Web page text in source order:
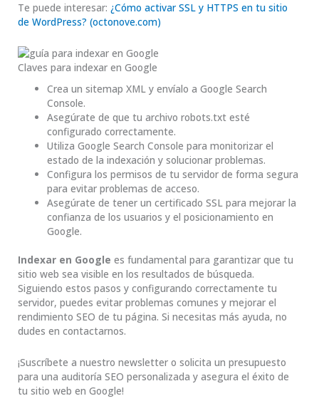
Te puede interesar: ¿Cómo activar SSL y HTTPS en tu sitio
de WordPress? (octonove.com)
Claves para indexar en Google
Crea un sitemap XML y envíalo a Google Search
Console.
Asegúrate de que tu archivo robots.txt esté
configurado correctamente.
Utiliza Google Search Console para monitorizar el
estado de la indexación y solucionar problemas.
Configura los permisos de tu servidor de forma segura
para evitar problemas de acceso.
Asegúrate de tener un certificado SSL para mejorar la
confianza de los usuarios y el posicionamiento en
Google.
Indexar en Google es fundamental para garantizar que tu
sitio web sea visible en los resultados de búsqueda.
Siguiendo estos pasos y configurando correctamente tu
servidor, puedes evitar problemas comunes y mejorar el
rendimiento SEO de tu página. Si necesitas más ayuda, no
dudes en contactarnos.
¡Suscríbete a nuestro newsletter o solicita un presupuesto
para una auditoría SEO personalizada y asegura el éxito de
tu sitio web en Google!